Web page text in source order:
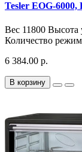
Tesler EOG-
Вес 11800 Высота
Количество
6 384.00 р.
В корзину